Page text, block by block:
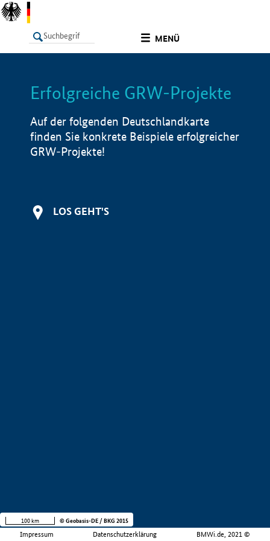
MENÜ
LISTE Info
Erfolgreiche GRW-Projekte
Auf der folgenden Deutschlandkarte
finden Sie konkrete Beispiele erfolgreicher
GRW-Projekte!
LOS GEHT'S
Impressum Datenschutzerklärung BMWi.de, 2021 ©
100 km © Geobasis-DE / BKG 2015